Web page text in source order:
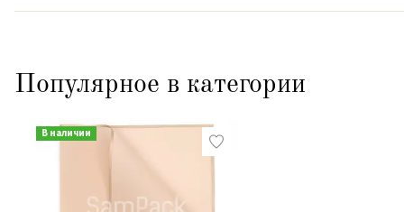
Популярное в категории
В наличии